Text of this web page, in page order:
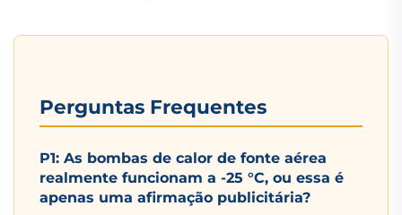
Perguntas Frequentes
P1: As bombas de calor de fonte aérea
realmente funcionam a -25 °C, ou essa é
apenas uma afirmação publicitária?